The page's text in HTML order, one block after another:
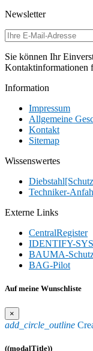
Newsletter
Sie können Ihr
Kontaktinformationen
Information
Impressum
Allgemeine
Kontakt
Sitemap
Wissenswertes
Techniker-
Externe Links
CentralRegister
IDENTIFY-
BAUMA-
BAG-Pilot
Auf meine Wunschliste
×
add_circle_outline
((modalTitle))